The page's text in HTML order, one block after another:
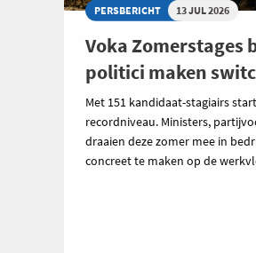
PERSBERICHT 13 JUL 2026
Voka Zomerstages
politici maken
Met 151 kandidaat-stagiairs
recordniveau. Ministers,
draaien deze zomer mee in
concreet te maken op de